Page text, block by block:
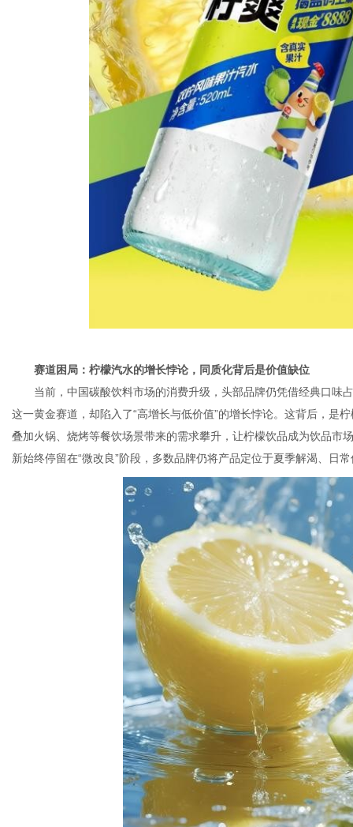
赛道困局：柠檬汽水的增长悖论，同质化背后是价值缺位
当前，中国碳酸饮料市场的消费升级，头部品牌仍凭借经典口味
这一黄金赛道，却陷入了“高增长与低价值”的增长悖论。这背后，是
叠加火锅、烧烤等餐饮场景带来的需求攀升，让柠檬饮品成为饮品市
新始终停留在“微改良”阶段，多数品牌仍将产品定位于夏季解渴、日